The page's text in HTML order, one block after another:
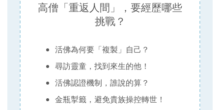
高僧「重返人間」，要經歷哪些
挑戰？
活佛為何要「複製」自己？
尋訪靈童，找到來生的他！
活佛認證機制，誰說的算？
金瓶掣籤，避免貴族操控轉世！